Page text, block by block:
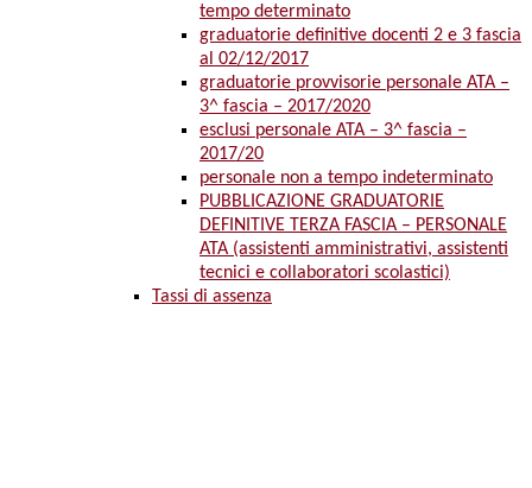
tempo determinato
graduatorie definitive docenti 2 e 3 fascia
al 02/12/2017
graduatorie provvisorie personale ATA –
3^ fascia – 2017/2020
esclusi personale ATA – 3^ fascia –
2017/20
personale non a tempo indeterminato
PUBBLICAZIONE GRADUATORIE
DEFINITIVE TERZA FASCIA – PERSONALE
ATA (assistenti amministrativi, assistenti
tecnici e collaboratori scolastici)
Tassi di assenza